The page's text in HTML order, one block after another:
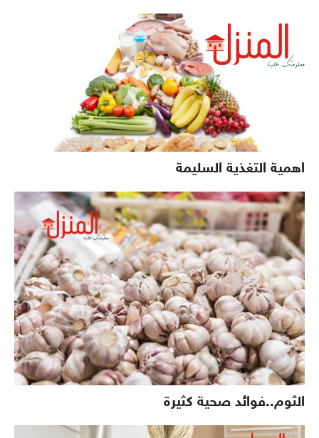
اهمية التغذية السليمة
الثوم..فوائد صحية كثيرة